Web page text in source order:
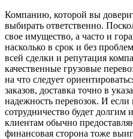
Компанию, которой вы
выбирать ответственно.
свое имущество, а часто и
насколько в срок и без
всей сделки и репутация
качественные грузовые
на что следует
заказов, доставка точно в
надежность перевозок. И
сотрудничество будет
клиентам обычно
финансовая сторона тоже